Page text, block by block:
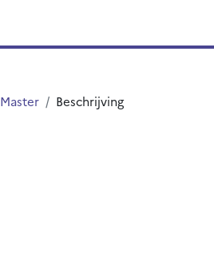
Master Beschrijving